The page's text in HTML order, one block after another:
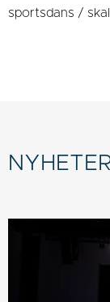
sportsdans /